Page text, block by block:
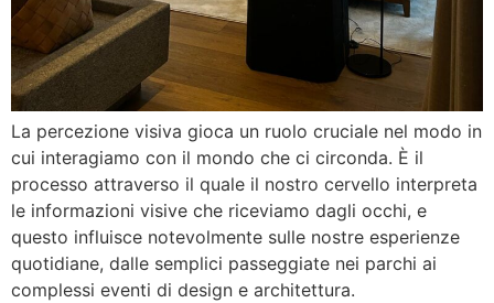
La percezione visiva gioca un ruolo cruciale nel modo in
cui interagiamo con il mondo che ci circonda. È il
processo attraverso il quale il nostro cervello interpreta
le informazioni visive che riceviamo dagli occhi, e
questo influisce notevolmente sulle nostre esperienze
quotidiane, dalle semplici passeggiate nei parchi ai
complessi eventi di design e architettura.